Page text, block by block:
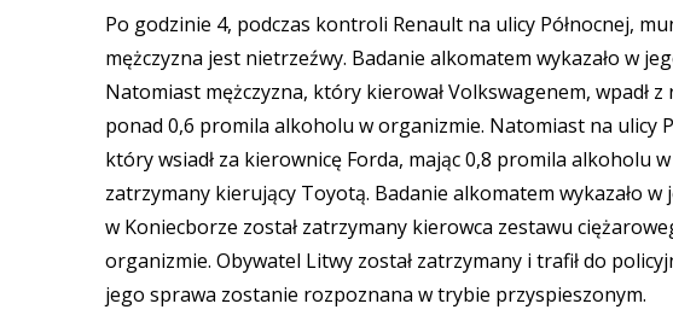
Po godzinie 4, podczas kontroli Renault na ulicy Północnej,
mężczyzna jest nietrzeźwy. Badanie alkomatem wykazało w
Natomiast mężczyzna, który kierował Volkswagenem, wpadł
ponad 0,6 promila alkoholu w organizmie. Natomiast na ulicy
który wsiadł za kierownicę Forda, mając 0,8 promila alkoholu
zatrzymany kierujący Toyotą. Badanie alkomatem wykazało
w Koniecborze został zatrzymany kierowca zestawu
organizmie. Obywatel Litwy został zatrzymany i trafił do
jego sprawa zostanie rozpoznana w trybie przyspieszonym.